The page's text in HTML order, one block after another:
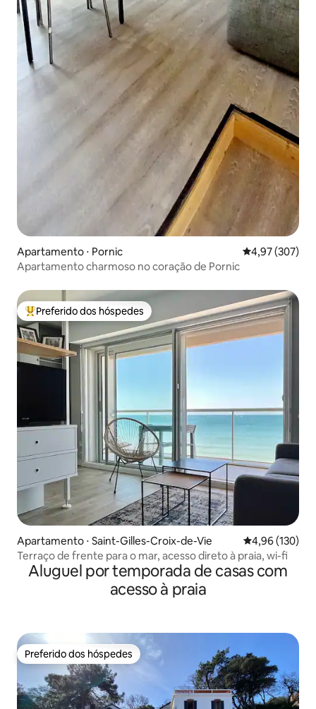
Apartamento ⋅ Pornic 4,97 de uma
4,97 (307)
Apartamento charmoso no coração de Pornic
Entre os melhores preferidos dos hóspedes
Preferido dos hóspedes
Apartamento ⋅ Saint-Gilles-Croix-de-Vie 4,96 de uma
4,96 (130)
Terraço de frente para o mar, acesso direto à praia, wi-fi
Aluguel por temporada de casas com
acesso à praia
Preferido dos hóspedes
Preferido dos hóspedes